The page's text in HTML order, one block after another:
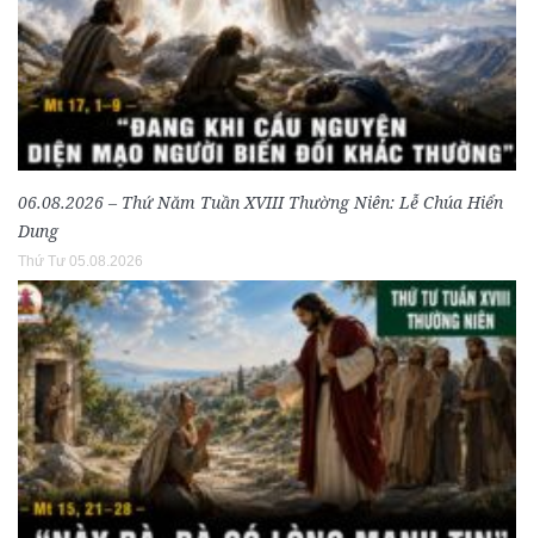
06.08.2026 – Thứ Năm Tuần XVIII Thường Niên: Lễ Chúa Hiển
Dung
Thứ Tư 05.08.2026